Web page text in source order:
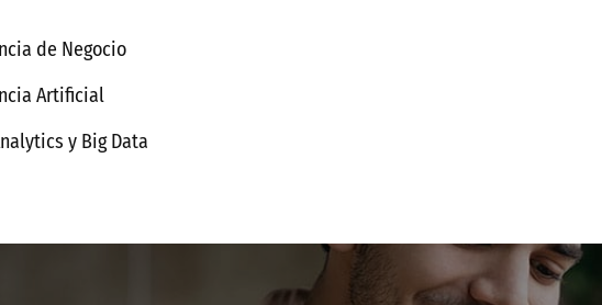
de Negocio
Artificial
y Big Data